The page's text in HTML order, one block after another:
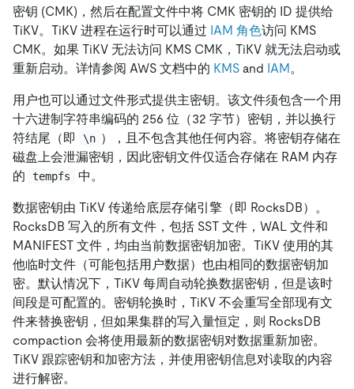
密钥 (CMK)，然后在配置文件中将 CMK 密钥的 ID 提供给
TiKV。TiKV 进程在运行时可以通过 IAM 角色访问 KMS
CMK。如果 TiKV 无法访问 KMS CMK，TiKV 就无法启动或
重新启动。详情参阅 AWS 文档中的 KMS and IAM。
用户也可以通过文件形式提供主密钥。该文件须包含一个用
十六进制字符串编码的 256 位（32 字节）密钥，并以换行
符结尾（即
\n ），且不包含其他任何内容。将密钥存储在
磁盘上会泄漏密钥，因此密钥文件仅适合存储在 RAM 内存
的
tempfs 中。
数据密钥由 TiKV 传递给底层存储引擎（即 RocksDB）。
RocksDB 写入的所有文件，包括 SST 文件，WAL 文件和
MANIFEST 文件，均由当前数据密钥加密。TiKV 使用的其
他临时文件（可能包括用户数据）也由相同的数据密钥加
密。默认情况下，TiKV 每周自动轮换数据密钥，但是该时
间段是可配置的。密钥轮换时，TiKV 不会重写全部现有文
件来替换密钥，但如果集群的写入量恒定，则 RocksDB
compaction 会将使用最新的数据密钥对数据重新加密。
TiKV 跟踪密钥和加密方法，并使用密钥信息对读取的内容
进行解密。